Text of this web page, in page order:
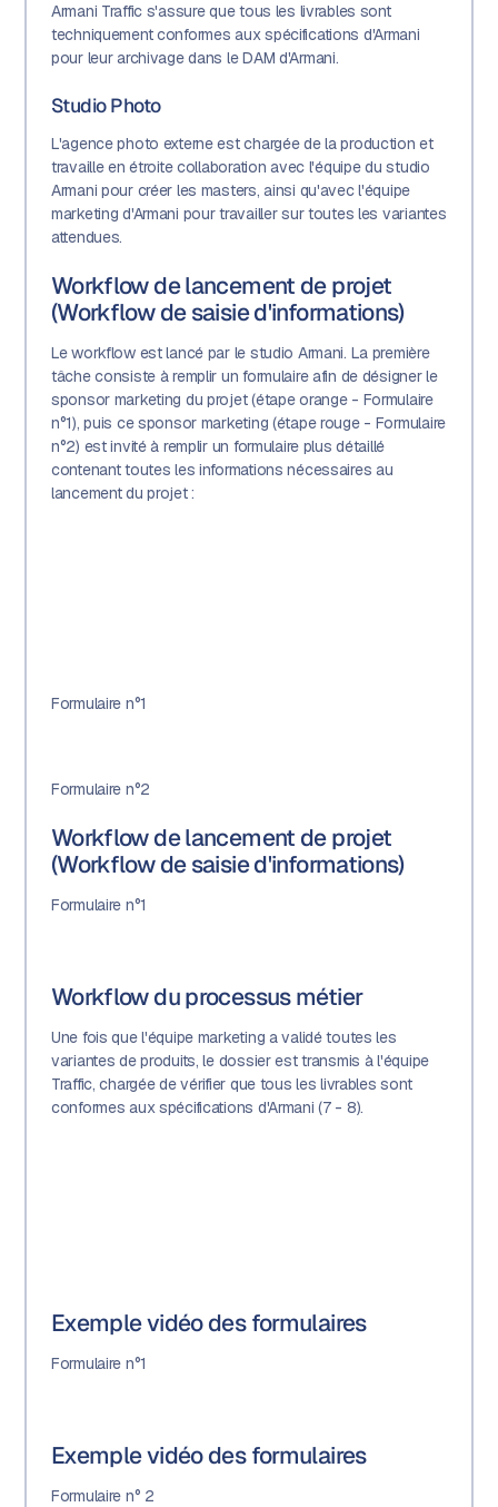
Armani Traffic s'assure que tous les livrables sont
techniquement conformes aux spécifications d'Armani
pour leur archivage dans le DAM d'Armani.
Studio Photo
L'agence photo externe est chargée de la production et
travaille en étroite collaboration avec l'équipe du studio
Armani pour créer les masters, ainsi qu'avec l'équipe
marketing d'Armani pour travailler sur toutes les variantes
attendues.
Workflow de lancement de projet
(Workflow de saisie d'informations)
Le workflow est lancé par le studio Armani. La première
tâche consiste à remplir un formulaire afin de désigner le
sponsor marketing du projet (étape orange - Formulaire
n°1), puis ce sponsor marketing (étape rouge - Formulaire
n°2) est invité à remplir un formulaire plus détaillé
contenant toutes les informations nécessaires au
lancement du projet :
Formulaire n°1
Formulaire n°2
Workflow de lancement de projet
(Workflow de saisie d'informations)
Formulaire n°1
Workflow du processus métier
Une fois que l'équipe marketing a validé toutes les
variantes de produits, le dossier est transmis à l'équipe
Traffic, chargée de vérifier que tous les livrables sont
conformes aux spécifications d'Armani (7 - 8).
Exemple vidéo des formulaires
Formulaire n°1
Exemple vidéo des formulaires
Formulaire n° 2